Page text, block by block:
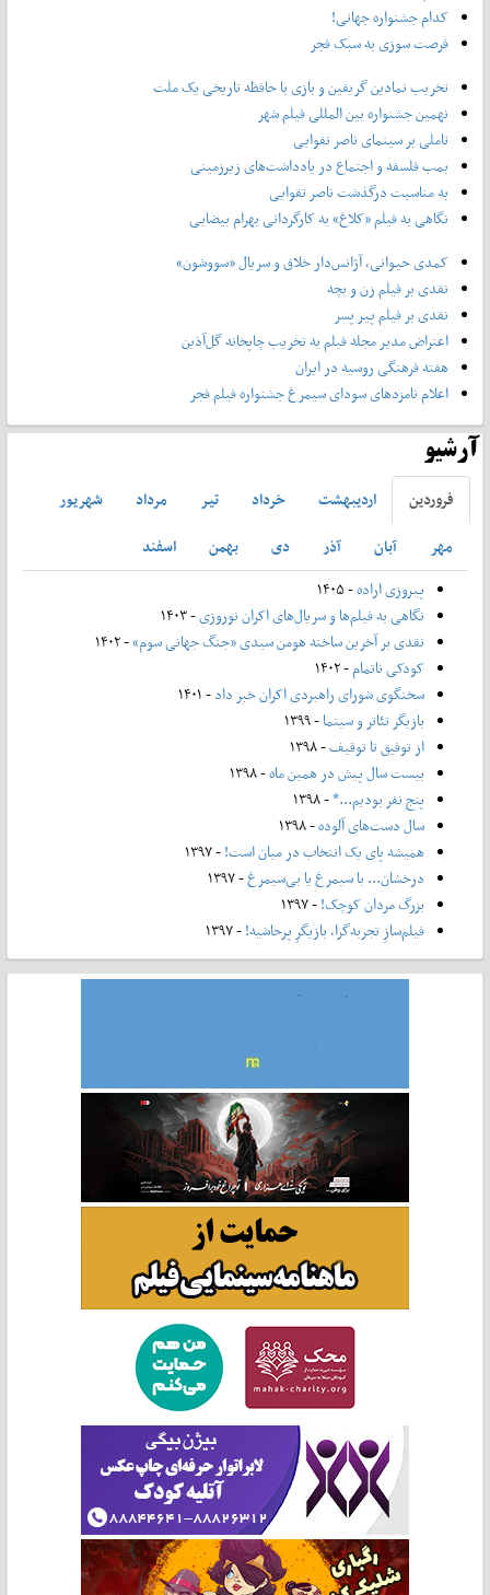
کدام جشنواره جهانی!
فرصت سوزی به سبک فجر
تخریب نمادین گریفین و بازی با حافظه تاریخی یک ملت
نهمین جشنواره بین المللی فیلم شهر
تاملی بر سینمای ناصر تقوایی
بمب فلسفه و اجتماع در یادداشت‌های زیرزمینی
به مناسبت درگذشت ناصر تقوایی
نگاهی به فیلم «کلاغ» به کارگردانی بهرام بیضایی
کمدی حیوانی، آژانس‌دار خلاق و سریال «سووشون»
نقدی بر فیلم زن و بچه
نقدی بر فیلم پیر پسر
اعتراض مدیر مجله فیلم به تخریب چاپخانه گل‌آذین
هفته فرهنگی روسیه در ایران
اعلام نامزدهای سودای سیمرغ جشنواره فیلم فجر
آرشیو
فروردين ارديبهشت خرداد تير مرداد
شهريور
مهر
آبان آذر دی بهمن
اسفند
پیروزی اراده- ۱۴۰۵
نگاهی به فیلم‌ها و سریال‌های اکران نوروزی- ۱۴۰۳
نقدی بر آخرین ساخته هومن سیدی «جنگ جهانی سوم»- ۱۴۰۲
کودکی ناتمام- ۱۴۰۲
سخنگوی شورای راهبردی اکران خبر داد- ۱۴۰۱
بازیگر تئاتر و سینما- ۱۳۹۹
از توفیق تا توقیف- ۱۳۹۸
بیست سال پیش در همین ماه- ۱۳۹۸
پنج نفر بودیم...*- ۱۳۹۸
سال دست‌های آلوده- ۱۳۹۸
همیشه پای یک انتخاب در میان است!- ۱۳۹۷
درخشان... با سیمرغ یا بی‌سیمرغ- ۱۳۹۷
بزرگ مردان کوچک!- ۱۳۹۷
فیلم‌سازِ تجربه‌گرا، بازیگرِ پرحاشیه!- ۱۳۹۷